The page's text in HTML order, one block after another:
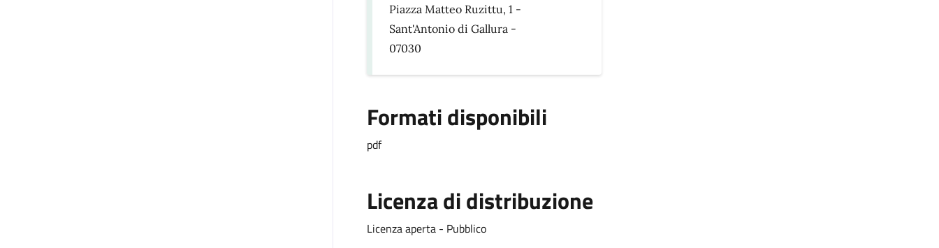
Piazza Matteo Ruzittu, 1 -
Sant'Antonio di Gallura -
07030
Formati disponibili
pdf
Licenza di distribuzione
Licenza aperta - Pubblico